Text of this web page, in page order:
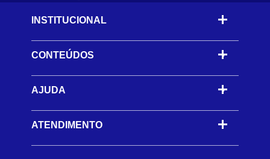
INSTITUCIONAL
CONTEÚDOS -
AJUDA -
ATENDIMENTO